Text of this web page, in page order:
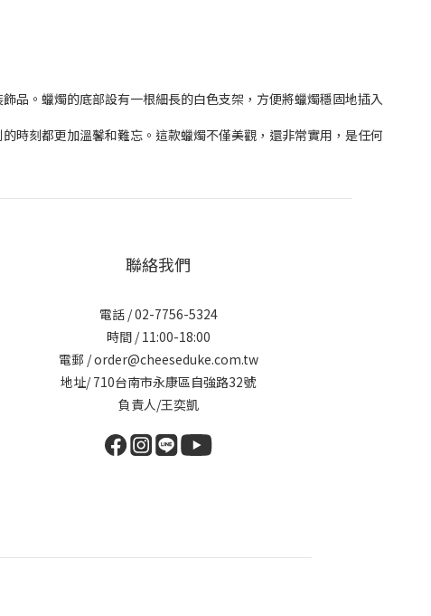
品。蠟燭的底部設有一根細長的白色支架，方便將蠟燭穩固地插入
時刻都更加溫馨和難忘。這款蠟燭不僅美觀，還非常實用，是任何
聯絡我們
電話 / 02-7756-5324
時間 / 11:00-18:00
電郵 / order@cheeseduke.com.tw
地址/ 710台南市永康區自強路32號
負責人/王奕凱